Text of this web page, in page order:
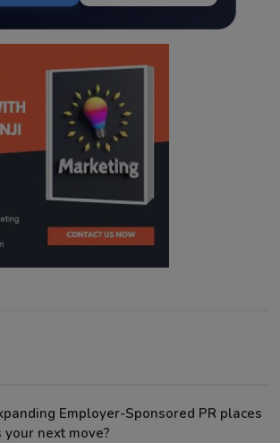
Employer-Sponsored PR places
next move?